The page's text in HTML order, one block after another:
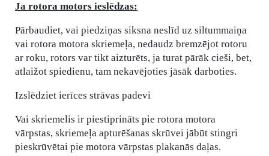
Ja rotora motors ieslēdzas:
Pārbaudiet, vai piedziņas siksna neslīd uz siltummaiņa
vai rotora motora skriemeļa, nedaudz bremzējot rotoru
ar roku, rotors var tikt aizturēts, ja turat pārāk cieši, bet,
atlaižot spiedienu, tam nekavējoties jāsāk darboties.
Izslēdziet ierīces strāvas padevi
Vai skriemelis ir piestiprināts pie rotora motora
vārpstas, skriemeļa apturēšanas skrūvei jābūt stingri
pieskrūvētai pie motora vārpstas plakanās daļas.